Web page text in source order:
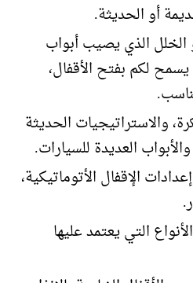
أو الحديثة.
الذي يصيب أبواب
يسمح لكم بفتح الأقفال،
والاستراتيجيات الحديثة
العديدة للسيارات.
الإقفال الأتوماتيكية،
التي يعتمد عليها